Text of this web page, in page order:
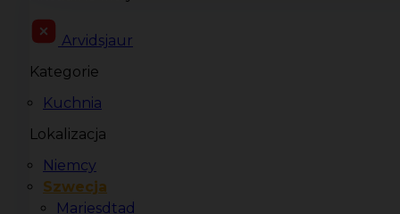
Arvidsjaur
Kategorie
Kuchnia
Lokalizacja
Niemcy
Szwecja
Mariesdtad